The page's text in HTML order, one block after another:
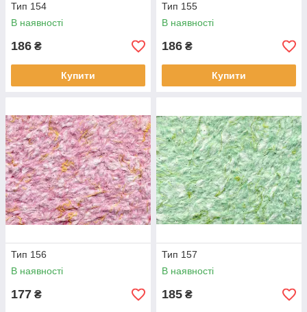
Тип 154
В наявності
186 ₴
Купити
Тип 155
В наявності
186 ₴
Купити
Тип 156
В наявності
177 ₴
Тип 157
В наявності
185 ₴